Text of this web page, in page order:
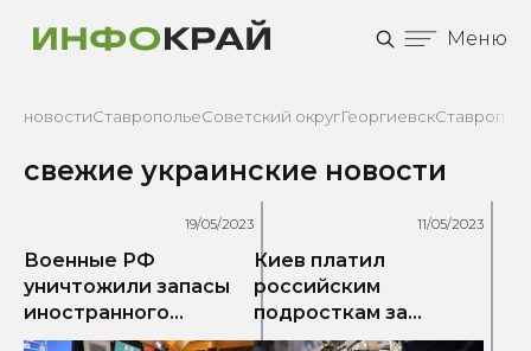
Меню
новостиСтавропольеСоветский округГеоргиевск
свежие украинские новости
19/05/2023
Военные РФ
уничтожили запасы
иностранного
вооружения на
11/05/2023
Киев платил
российским
подросткам за
диверсии